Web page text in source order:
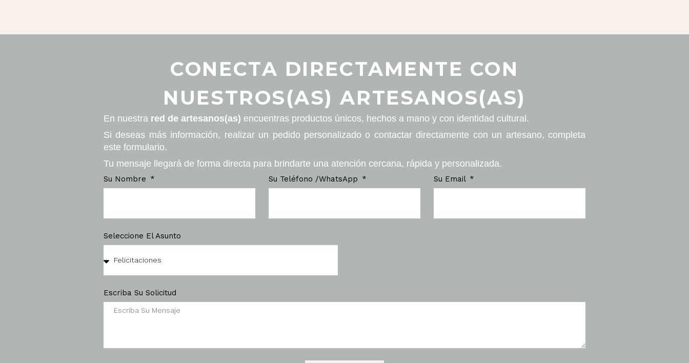
CONECTA DIRECTAMENTE CON
NUESTROS(AS) ARTESANOS(AS)
En nuestra red de artesanos(as) encuentras productos únicos, hechos a mano y con identidad cultural.
Si deseas más información, realizar un pedido personalizado o contactar directamente con un artesano, completa
este formulario.
Tu mensaje llegará de forma directa para brindarte una atención cercana, rápida y personalizada.
Su Nombre Su Teléfono /WhatsApp Su Email
Seleccione El Asunto
Escriba Su Solicitud